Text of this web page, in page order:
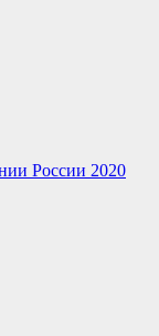
России 2020